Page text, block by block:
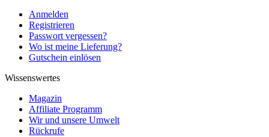
Anmelden
Registrieren
Passwort vergessen?
Wo ist meine Lieferung?
Gutschein einlösen
Wissenswertes
Magazin
Affiliate Programm
Wir und unsere Umwelt
Rückrufe